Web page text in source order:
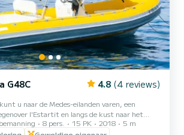
G48C 4.8 (4 reviews)
u naar de Medes-eilanden varen, een
l'Estartit en langs de kust naar het
de haven, waar u verschillende baaien vindt.
8 pers. 15 PK 2018
5 m